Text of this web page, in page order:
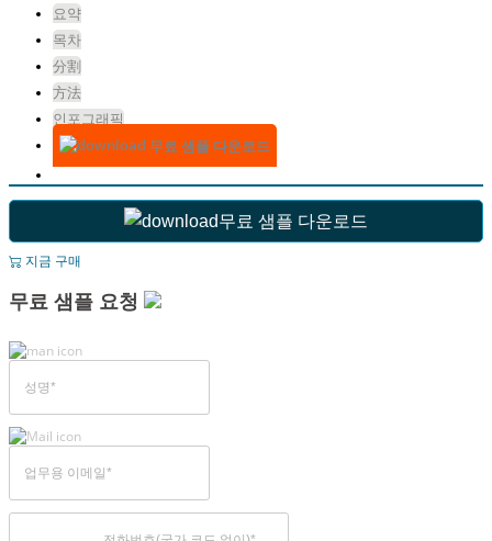
요약
목차
分割
方法
인포그래픽
무료 샘플 다운로드
무료 샘플 다운로드
지금 구매
무료 샘플 요청